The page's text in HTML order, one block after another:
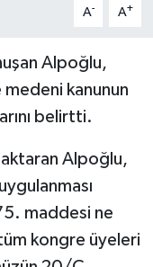
A- A+
Alpoğlu,
kanunun
belirtti.
aktaran Alpoğlu,
maddesi ne
kongre üyeleri